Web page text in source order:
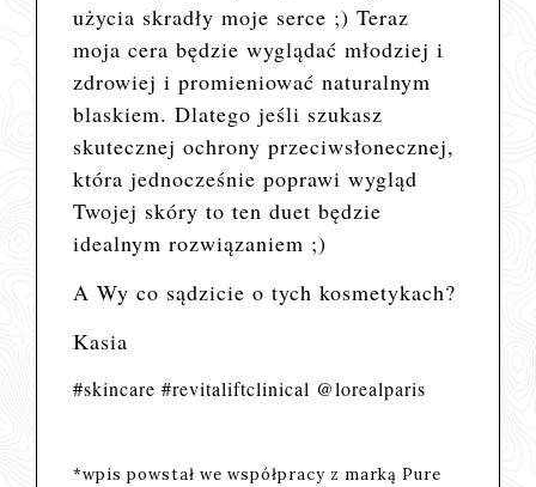
użycia skradły moje serce ;) Teraz
moja cerabędzie wyglądać młodziej i
zdrowiej i promieniować naturalnym
blaskiem. Dlatego jeśli szukasz
skutecznej ochrony przeciwsłonecznej,
która jednocześnie poprawi wygląd
Twojej skóry to ten duet będzie
idealnym rozwiązaniem ;)
A Wy co sądzicie o tych kosmetykach?
Kasia
#skincare #revitaliftclinical @lorealparis
*wpis powstał we współpracy z marką Pure